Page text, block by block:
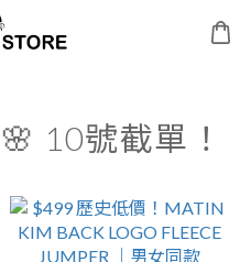
10號截單！